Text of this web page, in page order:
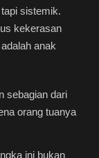
sistemik.
kekerasan
anak
sebagian dari
orang tuanya
ini bukan